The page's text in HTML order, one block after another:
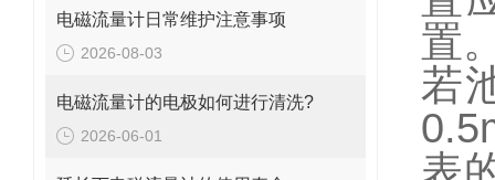
电磁流量计日常维护注意事项
2026-08-03
电磁流量计的电极如何进行清洗?
2026-06-01
置
若